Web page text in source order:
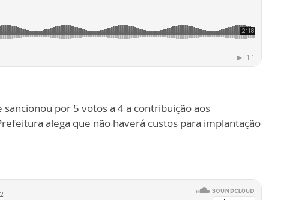
sancionou por 5 votos a 4 a contribuição aos
alega que não haverá custos para implantação